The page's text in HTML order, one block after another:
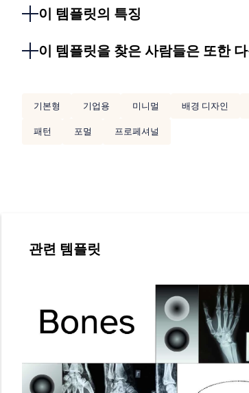
이 템플릿의 특징
이 템플릿을 찾은 사람들은 또한
기본형 기업용 미니멀 배경 디자인
패턴
포멀 프로페셔널
관련 템플릿